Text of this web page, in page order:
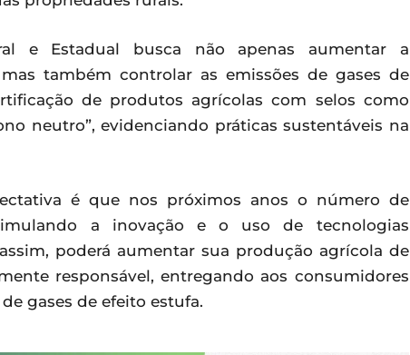
e Estadual busca não apenas aumentar a
também controlar as emissões de gases de
de produtos agrícolas com selos como
neutro”, evidenciando práticas sustentáveis na
é que nos próximos anos o número de
a inovação e o uso de tecnologias
poderá aumentar sua produção agrícola de
responsável, entregando aos consumidores
gases de efeito estufa.